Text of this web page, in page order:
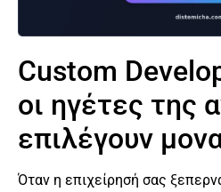
Custom
οι ηγέτες της
επιλέγουν
Όταν η επιχείρησή σας